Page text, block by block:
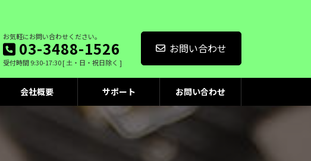
お気軽にお問い合わせください。
03-3488-1526
受付時間 9:30-17:30 [ 土・日・祝日除く ]
お問い合わせ
会社概要 サポート お問い合わせ